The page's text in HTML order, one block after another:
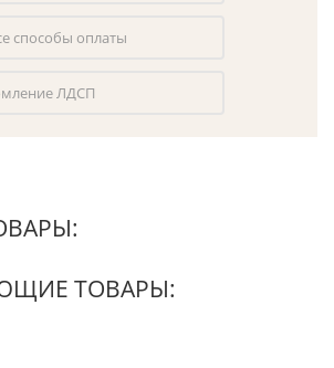
способы оплаты
ЛДСП
ТОВАРЫ: